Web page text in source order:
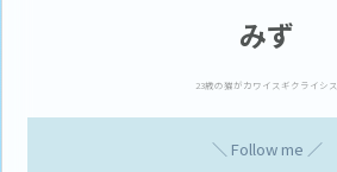
みず
23歳の猫がカワイスギクライシス
＼ Follow me ／